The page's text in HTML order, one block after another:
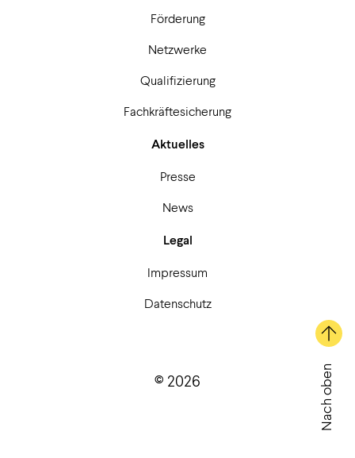
Förderung
Netzwerke
Qualifizierung
Fachkräftesicherung
Aktuelles
Presse
News
Legal
Impressum
Datenschutz
Nach oben
© 2026